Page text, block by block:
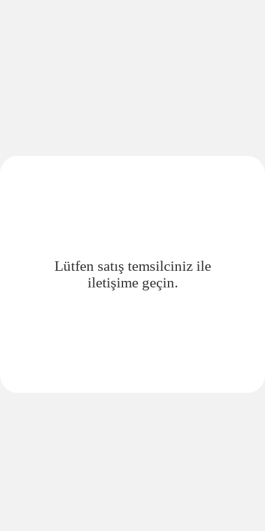
Lütfen satış temsilciniz ile
iletişime geçin.